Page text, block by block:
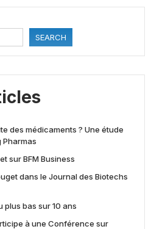
SEARCH
des médicaments ? Une étude
Pharmas
sur BFM Business
dans le Journal des Biotechs
plus bas sur 10 ans
à une Conférence sur